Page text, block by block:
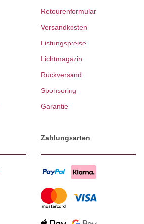
Retourenformular
Versandkosten
Listungspreise
Lichtmagazin
Rückversand
Sponsoring
Garantie
Zahlungsarten